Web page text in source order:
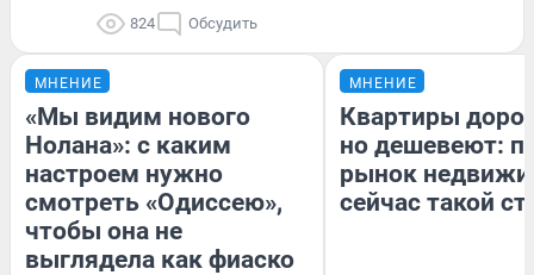
824 Обсудить
МНЕНИЕ
«Мы видим нового
Нолана»: с каким
настроем нужно
смотреть «Одиссею»,
чтобы она не
выглядела как фиаско
МНЕНИЕ
Квартиры
но дешевеют:
рынок
сейчас такой